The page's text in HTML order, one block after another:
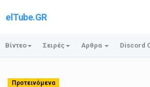
elTube.GR
Βίντεο Σειρές Αρθρα Discord
Προτεινόμενα